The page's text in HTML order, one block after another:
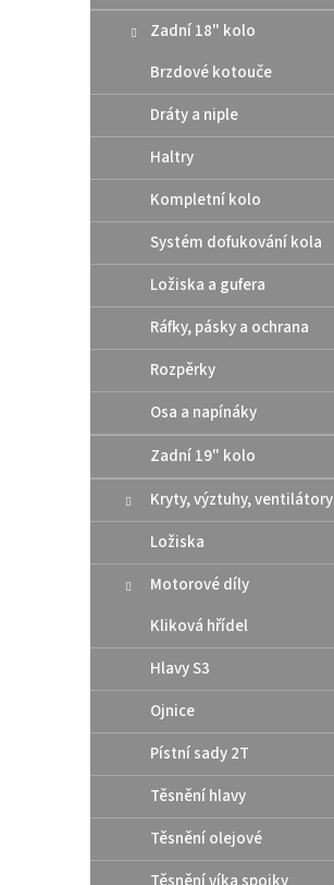
Zadní 18" kolo
Brzdové kotouče
Dráty a niple
Haltry
Kompletní kolo
Systém dofukování kola
Ložiska a gufera
Ráfky, pásky a ochrana
Rozpěrky
Osa a napínáky
Zadní 19" kolo
Kryty, výztuhy, ventilátory
Ložiska
Motorové díly
Kliková hřídel
Hlavy S3
Ojnice
Pístní sady 2T
Těsnění hlavy
Těsnění olejové